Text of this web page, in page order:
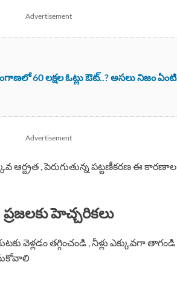
Advertisement
60 లక్షల ఓట్లు ఔట్..? అసలు నిజం
Advertisement
, పెరుగుతున్న పట్టణీకరణ ఈ కారణాల
ప్రజలకు హెచ్చరికలు
తగ్గించండి , నీళ్లు ఎక్కువగా తాగండి